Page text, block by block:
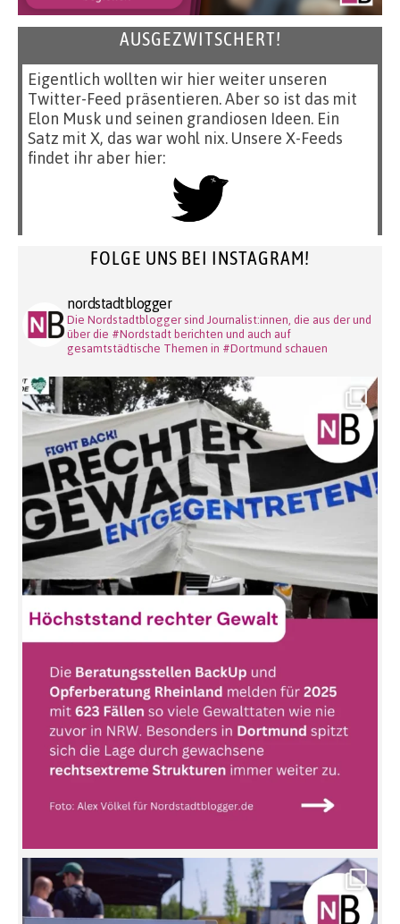
AUSGEZWITSCHERT!
Eigentlich wollten wir hier weiter unseren
Twitter-Feed präsentieren. Aber so ist das mit
Elon Musk und seinen grandiosen Ideen. Ein
Satz mit X, das war wohl nix. Unsere X-Feeds
findet ihr aber hier:
FOLGE UNS BEI INSTAGRAM!
nordstadtblogger
Die Nordstadtblogger sind Journalist:innen, die aus der und
über die #Nordstadt berichten und auch auf
gesamtstädtische Themen in #Dortmund schauen